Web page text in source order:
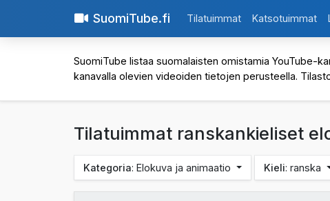
SuomiTube.fi Tilatuimmat Katsotuimmat
SuomiTube listaa suomalaisten omistamia YouTube-
kanavalla olevien videoiden tietojen perusteella.
Tilatuimmat ranskankieliset
Kategoria: Elokuva ja animaatio Kieli: ranska